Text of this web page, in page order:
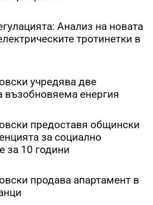
Анализ на новата
тротинетки в
учредява две
възобновяема енергия
предоставя общински
за социално
за 10 години
продава апартамент в